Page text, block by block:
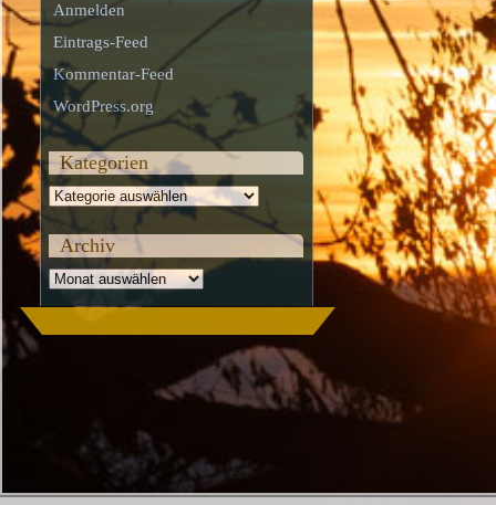
Anmelden
Eintrags-Feed
Kommentar-Feed
WordPress.org
Kategorien
Kategorien
Archiv
Archiv